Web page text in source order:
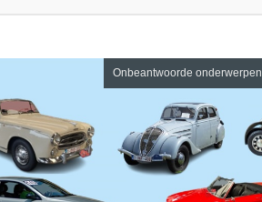
Onbeantwoorde onderwerpen